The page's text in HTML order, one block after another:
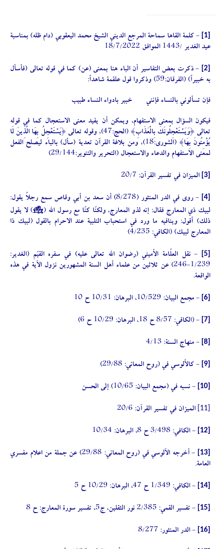
- كلمة القاها سماحة المرجع الديني الشيخ محمد اليعقوبي (دام ظله) بمناسبة
عيد الغدير /1443 الموافق 18/7/2022
- ذكرت بعض التفاسير أن الباء هنا بمعنى (عن) كما في قوله تعالى (فأسأل
به خبيراً) (الفرقان:59) وذكروا قول علقمة شاهداً:
فإن تسألوني بالنساء فإنني خبير بادواء النساء طبيب
فيكون السؤال بمعنى الاستفهام، ويمكن أن يفيد معنى الاستعجال كما في قوله
تعالى {وَيَسْتَعْجِلُونَكَ بِالْعَذَابِ} (الحج:47)، وقوله تعالى {يَسْتَعْجِلُ بِهَا الَّذِينَ لَا
يُؤْمِنُونَ بِهَا} (الشورى:18)، ومن بلاغة القرآن تعدية (سأل) بالباء ليصلح الفعل
لمعنى الاستفهام والدعاء والاستعجال (التحرير والتنوير:29/144)
الميزان في تفسير القرآن: 20/7
- روى في الدر المنثور (8/278) أن سعد بن أبي وقاص سمع رجلاً يقول:
لبيك ذي المعارج فقال: إنه لذو المعارج، ولكنّا كنّا مع رسول الله (J) لا يقول
ذلك) أقول: وينافيه ما ورد في استحباب التلبية عند الاحرام بالقول (لبيك ذا
المعارج لبيك) (الكافي: 4/235)
- نقل العلّامة الأميني (رضوان الله تعالى عليه) في سفره القيّم (الغدير:
1/239-246) عن ثلاثين من علماء أهل السنة المشهورين نزول الآية في هذه
الواقعة.
- مجمع البيان: 10/529، البرهان: 10/31 ح 10
- (الكافي: 8/57 ح 18، البرهان: 10/29 ح 6)
- منهاج السنة: 4/13
- كالألوسي في (روح المعاني: 29/88)
- نسبه في (مجمع البيان: 10/65) إلى الحسن
الميزان في تفسير القرآن: 20/6
- الكافي: 3/498 ح 8، البرهان: 10/34
- أخرجه الآلوسي في (روح المعاني: 29/88) عن جملة من اعلام مفسري
العامة.
- الكافي: 1/349 ح 47، البرهان: 10/29 ح 5
- تفسير القمي: 2/385 نور الثقلين، ج5، تفسير سورة المعارج: ح 8
- الدر المنثور: 8/277